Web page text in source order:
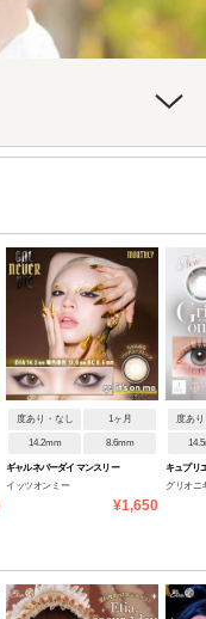
度あり・なし 1ヶ月
14.2mm 8.6mm
ギャルネバーダイ マンスリー
イッツオンミー
¥1,650
度あ
キュプリ
グリオニ